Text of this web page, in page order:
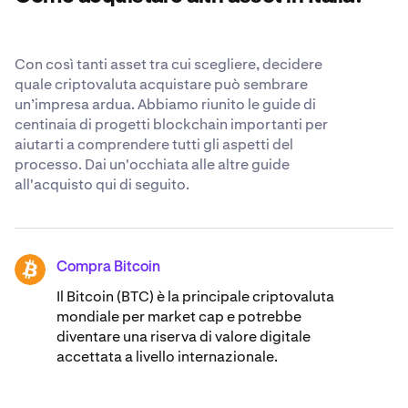
Con così tanti asset tra cui scegliere, decidere
quale criptovaluta acquistare può sembrare
un’impresa ardua. Abbiamo riunito le guide di
centinaia di progetti blockchain importanti per
aiutarti a comprendere tutti gli aspetti del
processo. Dai un'occhiata alle altre guide
all'acquisto qui di seguito.
BTC Compra Bitcoin
Il Bitcoin (BTC) è la principale criptovaluta
mondiale per market cap e potrebbe
diventare una riserva di valore digitale
accettata a livello internazionale.